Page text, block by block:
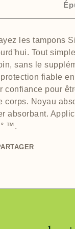
les tampons
Tout
sans le
fiable
confiance pour
corps. Noyau
absorbant.
™.
Partager